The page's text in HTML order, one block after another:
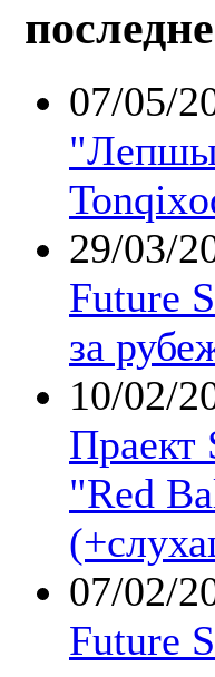
07/05/
"Лепшы
29/03/
Future
за
10/02/
Праект
"Red
07/02/
Future